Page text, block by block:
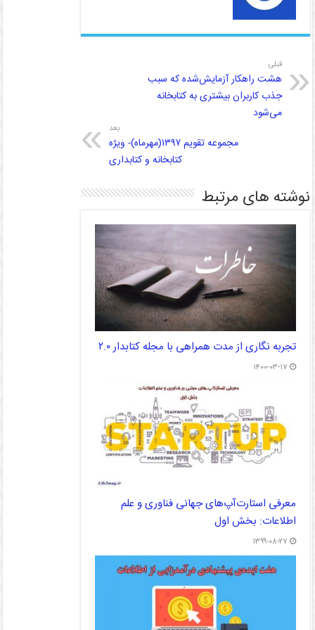
قبلی
هشت راهکار آزمایش‌شده که سبب
جذب کاربران بیشتری به کتابخانه
می‌شود
بعد
مجموعه تقویم ۱۳۹۷(مهرماه)- ویژه
کتابخانه و کتابداری
نوشته های مرتبط
تجربه نگاری از مدت همراهی با مجله کتابدار ۲.۰
۱۴۰۰-۰۳-۱۷
معرفی استارت‌آپ‌های جهانی فناوری و علم
اطلاعات: بخش اول
۱۳۹۹-۰۸-۲۷